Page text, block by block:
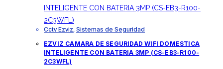
Cctv Ezviz Sistemas de Seguridad
EZVIZ CAMARA DE SEGURIDAD WIFI DOMESTICA
INTELIGENTE CON BATERIA 3MP (CS-EB3-R100-
2C3WFL)